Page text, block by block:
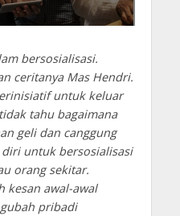
bersosialisasi.
ceritanya Mas Hendri.
untuk keluar
tahu bagaimana
geli dan canggung
untuk bersosialisasi
orang sekitar.
kesan awal-awal
pribadi